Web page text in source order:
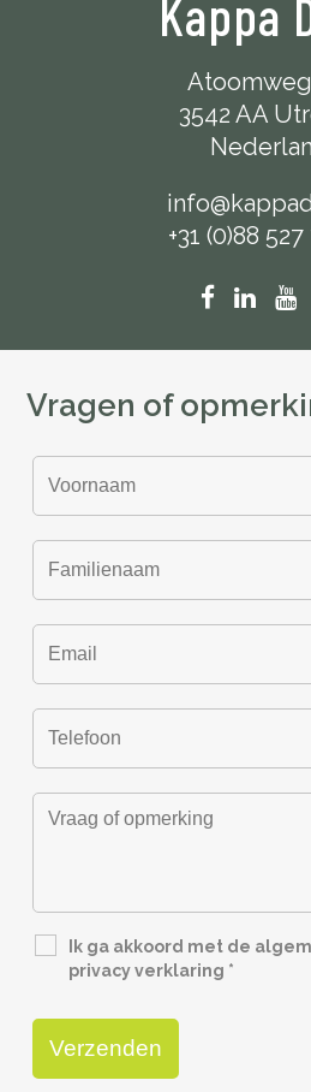
Kappa
3542 AA
+31 (0)88
Vragen of
Ik ga akkoord met de
privacy verklaring *